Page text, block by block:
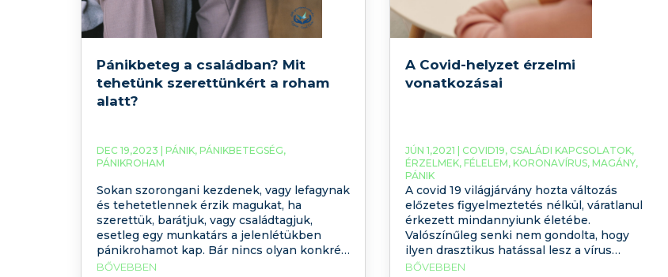
Pánikbeteg a családban? Mit
tehetünk szerettünkért a roham
alatt?
DEC 19,2023 | PÁNIK, PÁNIKBETEGSÉG,
PÁNIKROHAM
Sokan szorongani kezdenek, vagy lefagynak
és tehetetlennek érzik magukat, ha
szerettük, barátjuk, vagy családtagjuk,
esetleg egy munkatárs a jelenlétükben
pánikrohamot kap. Bár nincs olyan konkrét
forgatókönyv, amely minden egyes
BŐVEBBEN
A Covid-helyzet érzelmi
vonatkozásai
JÚN 1,2021 | COVID19, CSALÁDI KAPCSOLATOK,
ÉRZELMEK, FÉLELEM, KORONAVÍRUS, MAGÁNY,
PÁNIK
A covid 19 világjárvány hozta változás
előzetes figyelmeztetés nélkül, váratlanul
érkezett mindannyiunk életébe.
Valószínűleg senki nem gondolta, hogy
ilyen drasztikus hatással lesz a vírus
hétköznapjaink menetére, és hogy ilyen
BŐVEBBEN